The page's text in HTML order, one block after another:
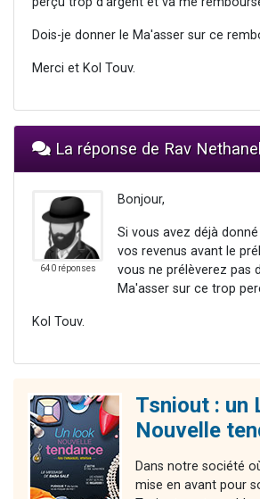
Dois-je donner le Ma'asser sur ce
Merci et Kol Touv.
La réponse de Rav
640 réponses
Bonjour,
Si vous avez déjà
vos revenus avant le
vous ne prélèverez pas
Ma'asser sur ce trop
Kol Touv.
Tsniout : un
Nouvelle
Dans notre société
mise en avant pour